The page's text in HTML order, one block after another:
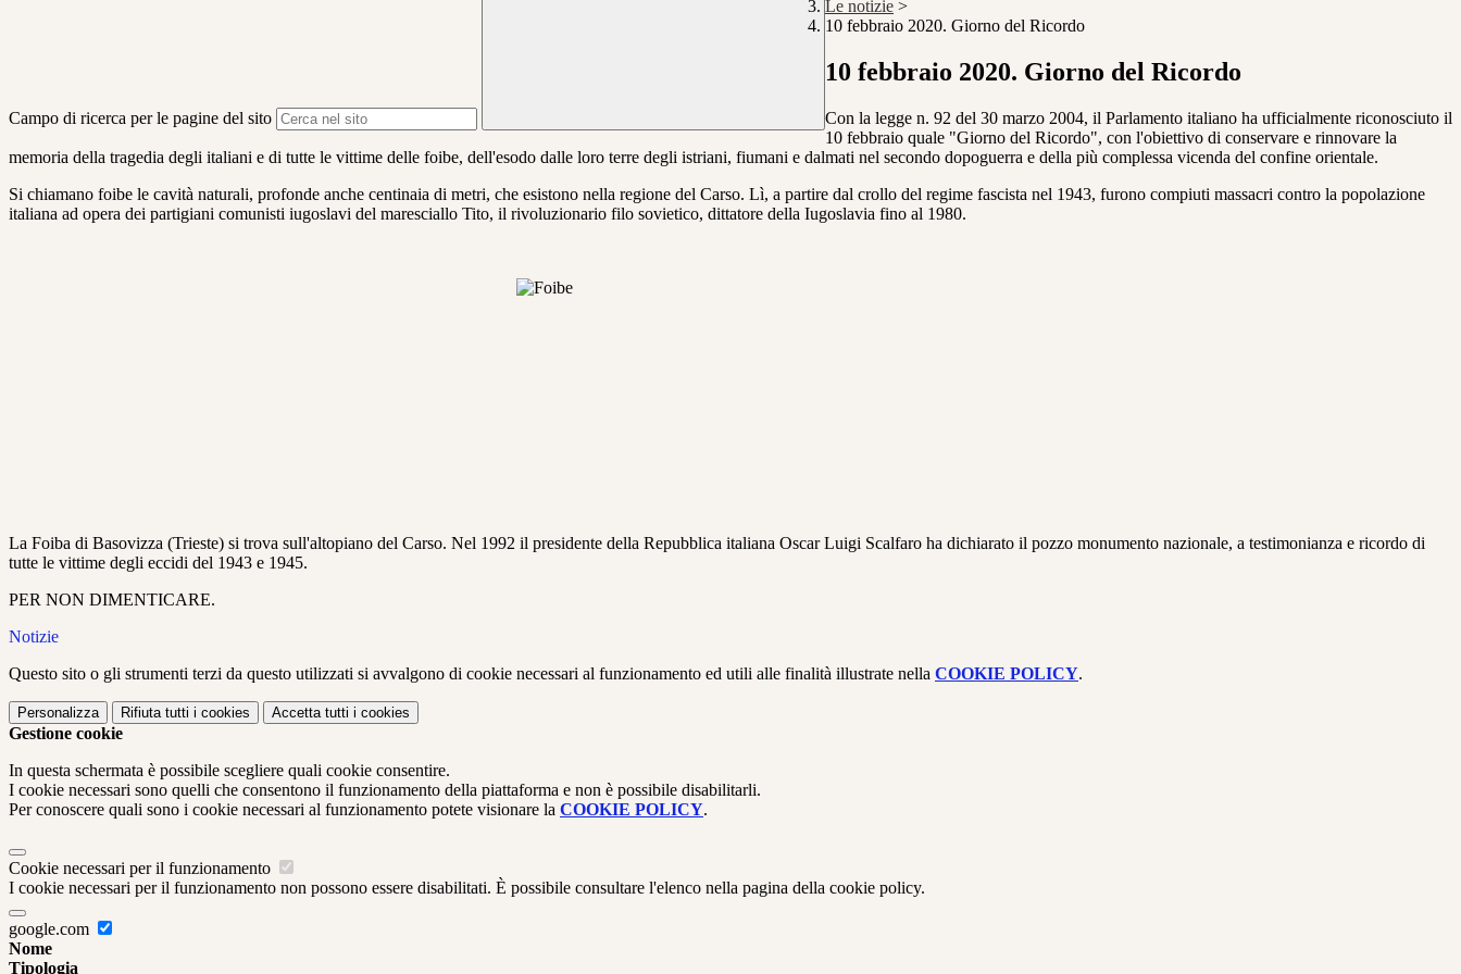
Campo di ricerca per le pagine del sito
Le notizie >
10 febbraio 2020. Giorno del Ricordo
10 febbraio 2020. Giorno del Ricordo
Con la legge n. 92 del 30 marzo 2004, il Parlamento italiano ha ufficialmente riconosciuto il
10 febbraio quale "Giorno del Ricordo", con l'obiettivo di conservare e rinnovare la
memoria della tragedia degli italiani e di tutte le vittime delle foibe, dell'esodo dalle loro terre degli istriani, fiumani e dalmati nel secondo dopoguerra e della più complessa vicenda del confine orientale.
Si chiamano foibe le cavità naturali, profonde anche centinaia di metri, che esistono nella regione del Carso. Lì, a partire dal crollo del regime fascista nel 1943, furono compiuti massacri contro la popolazione
italiana ad opera dei partigiani comunisti iugoslavi del maresciallo Tito, il rivoluzionario filo sovietico, dittatore della Iugoslavia fino al 1980.
La Foiba di Basovizza (Trieste) si trova sull'altopiano del Carso. Nel 1992 il presidente della Repubblica italiana Oscar Luigi Scalfaro ha dichiarato il pozzo monumento nazionale, a testimonianza e ricordo di
tutte le vittime degli eccidi del 1943 e 1945.
PER NON DIMENTICARE.
Notizie
Questo sito o gli strumenti terzi da questo utilizzati si avvalgono di cookie necessari al funzionamento ed utili alle finalità illustrate nella COOKIE POLICY.
Personalizza Rifiuta tutti i cookies Accetta tutti i cookies
Gestione cookie
In questa schermata è possibile scegliere quali cookie consentire.
I cookie necessari sono quelli che consentono il funzionamento della piattaforma e non è possibile disabilitarli.
Per conoscere quali sono i cookie necessari al funzionamento potete visionare la COOKIE POLICY.
Cookie necessari per il funzionamento
I cookie necessari per il funzionamento non possono essere disabilitati. È possibile consultare l'elenco nella pagina della cookie policy.
google.com
Nome
Tipologia